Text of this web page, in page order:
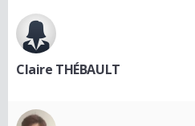
Claire THÉBAULT